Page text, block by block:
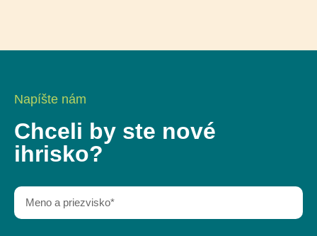
Napíšte nám
Chceli by ste nové
ihrisko?